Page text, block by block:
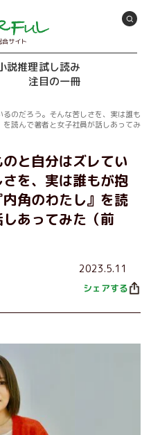
サイト
説推理試し読み
注目の一冊
のだろう。そんな苦しさを、実は誰も
読んで著者と女子社員が話しあってみ
と自分はズレてい
を、実は誰もが抱
角のわたし』を読
あってみた（前
2023.5.11
シェアする